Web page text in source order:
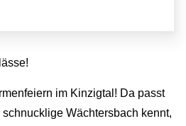
im Kinzigtal! Da passt
Wächtersbach kennt,